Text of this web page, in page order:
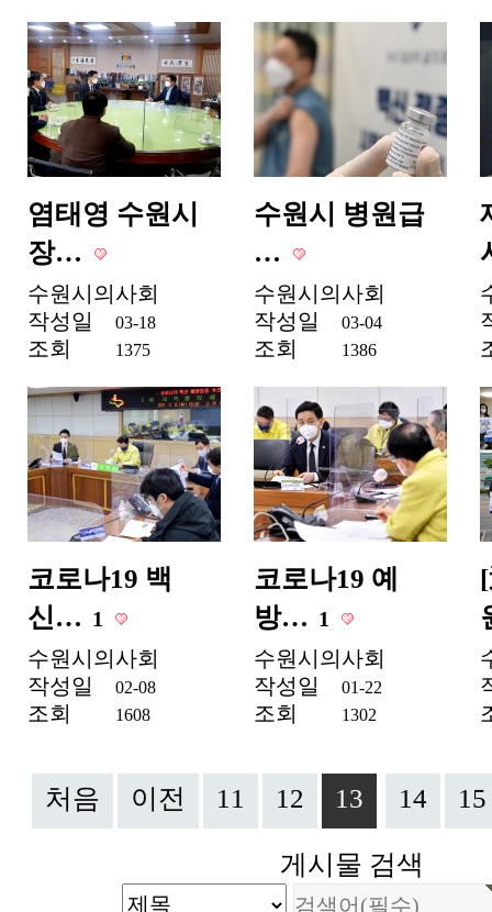
염태영 수원시
장…
수원시의사회
작성일
03-18
조회 1375
수원시 병원급
…
수원시의사회
작성일
03-04
조회 1386
코로나19 백
신… 1
수원시의사회
작성일
02-08
조회 1608
코로나19 예
방… 1
수원시의사회
작성일
01-22
조회 1302
처음 이전 11 12 13 14 15
게시물 검색